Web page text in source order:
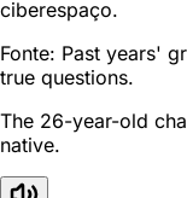
ciberespaço.
Fonte: Past years'
true questions.
The 26-year-old
native.